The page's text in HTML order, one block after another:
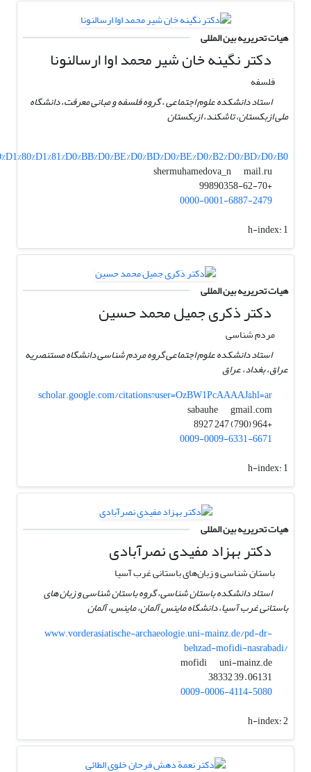
هیات تحریریه بین المللی
دکتر نگینه خان شیر محمد اوا ارسالنونا
فلسفه
استاد دانشکده علوم اجتماعی ، گروه فلسفه و مبانی معرفت، دانشگاه
ملی ازبکستان، تاشکند، ازبکستان
shermuhamedova_n
mail.ru
+99890358-62-70
0000-0001-6887-2479
h-index:1
هیات تحریریه بین المللی
دکتر ذکری جمیل محمد حسین
مردم شناسی
استاد دانشکده علوم اجتماعی گروه مردم شناسی دانشگاه مستنصریه
عراق، بغداد، عراق
scholar.google.com/citations?user=OzBW1PcAAAAJ&hl=ar
sabauhe
gmail.com
+964 (790) 247 8927
0009-0009-6331-6671
h-index:1
هیات تحریریه بین المللی
دکتر بهزاد مفیدی نصرآبادی
باستان شناسی و زبان‌های باستانی غرب آسیا
استاد دانشکده باستان شناسی، گروه باستان شناسی و زبان های
باستانی غرب آسیا، دانشگاه ماینس آلمان، ماینس، آلمان
www.vorderasiatische-archaeologie.uni-mainz.de/pd-dr-
behzad-mofidi-nasrabadi/
mofidi
uni-mainz.de
0009-0006-4114-5080
h-index:2